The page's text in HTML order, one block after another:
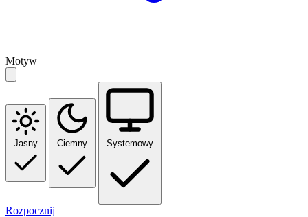
Motyw
Jasny Ciemny Systemowy
Rozpocznij